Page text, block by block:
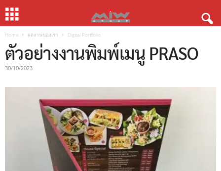
Home ผลงานของเรา Digital Portfolio
ตัวอย่างงานพิมพ์เมนู PRASO
30/10/2023